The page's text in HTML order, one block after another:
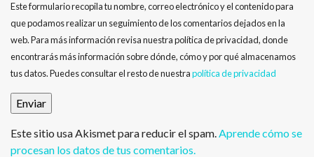
Este formulario recopila tu nombre, correo electrónico y el contenido para
que podamos realizar un seguimiento de los comentarios dejados en la
web. Para más información revisa nuestra política de privacidad, donde
encontrarás más información sobre dónde, cómo y por qué almacenamos
tus datos. Puedes consultar el resto de nuestrapolítica de privacidad
Este sitio usa Akismet para reducir el spam.Aprende cómo se
procesan los datos de tus comentarios.